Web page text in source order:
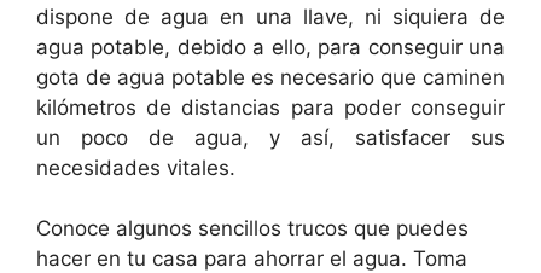
dispone de agua en una llave, ni siquiera de
agua potable, debido a ello, para conseguir una
gota de agua potable es necesario que caminen
kilómetros de distancias para poder conseguir
un poco de agua, y así, satisfacer sus
necesidades vitales.
Conoce algunos sencillos trucos que puedes
hacer en tu casa para ahorrar el agua. Toma